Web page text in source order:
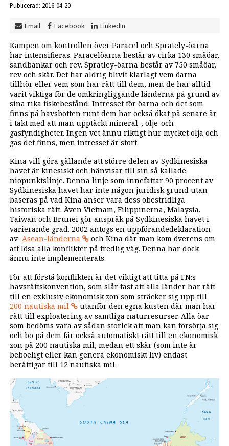
Publicerad: 2016-04-20
Email Facebook LinkedIn
Kampen om kontrollen över Paracel och Sprately-öarna
har intensifieras. Paracelöarna består av cirka 130 småöar,
sandbankar och rev. Spratley-öarna består av 750 småöar,
rev och skär. Det har aldrig blivit klarlagt vem öarna
tillhör eller vem som har rätt till dem, men de har alltid
varit viktiga för de omkringliggande länderna på grund av
sina rika fiskebestånd. Intresset för öarna och det som
finns på havsbotten runt dem har också ökat på senare år
i takt med att man upptäckt mineral-, olje-och
gasfyndigheter. Ingen vet ännu riktigt hur mycket olja och
gas det finns, men intresset är stort.
Kina vill göra gällande att större delen av Sydkinesiska
havet är kinesiskt och hänvisar till sin så kallade
niopunktslinje. Denna linje som innefattar 90 procent av
Sydkinesiska havet har inte någon juridisk grund utan
baseras på vad Kina anser vara dess obestridliga
historiska rätt. Även Vietnam, Filippinerna, Malaysia,
Taiwan och Brunei gör anspråk på Sydkinesiska havet i
varierande grad. 2002 antogs en uppförandedeklaration
av Asean-länderna
och Kina där man kom överens om
att lösa alla konflikter på fredlig väg. Denna har dock
ännu inte implementerats.
För att förstå konflikten är det viktigt att titta på FN:s
havsrättskonvention, som slår fast att alla länder har rätt
till en exklusiv ekonomisk zon som sträcker sig upp till
200 nautiska mil
utanför den egna kusten där man har
rätt till exploatering av samtliga naturresurser. Alla öar
som bedöms vara av sådan storlek att man kan försörja sig
och bo på dem får också automatiskt rätt till en ekonomisk
zon på 200 nautiska mil, medan ett skär (som inte är
beboeligt eller kan genera ekonomiskt liv) endast
berättigar till 12 nautiska mil.